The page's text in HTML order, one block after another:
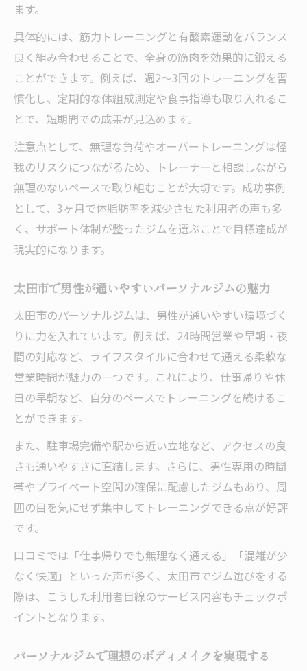
ます。
具体的には、筋力トレーニングと有酸素運動をバランス
良く組み合わせることで、全身の筋肉を効果的に鍛える
ことができます。例えば、週2〜3回のトレーニングを習
慣化し、定期的な体組成測定や食事指導も取り入れるこ
とで、短期間での成果が見込めます。
注意点として、無理な負荷やオーバートレーニングは怪
我のリスクにつながるため、トレーナーと相談しながら
無理のないペースで取り組むことが大切です。成功事例
として、3ヶ月で体脂肪率を減少させた利用者の声も多
く、サポート体制が整ったジムを選ぶことで目標達成が
現実的になります。
太田市で男性が通いやすいパーソナルジムの魅力
太田市のパーソナルジムは、男性が通いやすい環境づく
りに力を入れています。例えば、24時間営業や早朝・夜
間の対応など、ライフスタイルに合わせて通える柔軟な
営業時間が魅力の一つです。これにより、仕事帰りや休
日の早朝など、自分のペースでトレーニングを続けるこ
とができます。
また、駐車場完備や駅から近い立地など、アクセスの良
さも通いやすさに直結します。さらに、男性専用の時間
帯やプライベート空間の確保に配慮したジムもあり、周
囲の目を気にせず集中してトレーニングできる点が好評
です。
口コミでは「仕事帰りでも無理なく通える」「混雑が少
なく快適」といった声が多く、太田市でジム選びをする
際は、こうした利用者目線のサービス内容もチェックポ
イントとなります。
パーソナルジムで理想のボディメイクを実現する